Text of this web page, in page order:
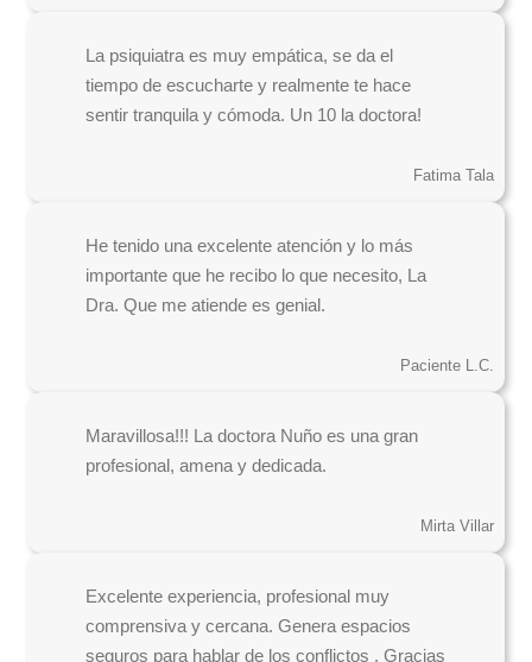
La psiquiatra es muy empática, se da el
tiempo de escucharte y realmente te hace
sentir tranquila y cómoda. Un 10 la doctora!
Fatima Tala
He tenido una excelente atención y lo más
importante que he recibo lo que necesito, La
Dra. Que me atiende es genial.
Paciente L.C.
Maravillosa!!! La doctora Nuño es una gran
profesional, amena y dedicada.
Mirta Villar
Excelente experiencia, profesional muy
comprensiva y cercana. Genera espacios
seguros para hablar de los conflictos . Gracias